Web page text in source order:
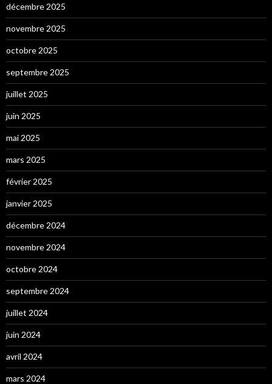
décembre 2025
novembre 2025
octobre 2025
septembre 2025
juillet 2025
juin 2025
mai 2025
mars 2025
février 2025
janvier 2025
décembre 2024
novembre 2024
octobre 2024
septembre 2024
juillet 2024
juin 2024
avril 2024
mars 2024